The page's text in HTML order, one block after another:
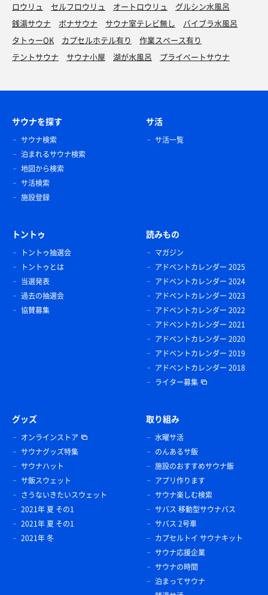
ロウリュ セルフロウリュ オートロウリュ
グルシン水風呂
銭湯サウナ
ボナサウナ サウナ室テレビ無し
バイブラ水風呂
タトゥーOK
カプセルホテル有り
作業スペース有り
テントサウナ
サウナ小屋 湖が水風呂 プライベートサウナ
サウナを探す
サウナ検索
泊まれるサウナ検索
地図から検索
サ活検索
施設登録
サ活
サ活一覧
トントゥ
トントゥ抽選会
トントゥとは
当選発表
過去の抽選会
協賛募集
読みもの
マガジン
アドベントカレンダー 2025
アドベントカレンダー 2024
アドベントカレンダー 2023
アドベントカレンダー 2022
アドベントカレンダー 2021
アドベントカレンダー 2020
アドベントカレンダー 2019
アドベントカレンダー 2018
ライター募集
グッズ
オンラインストア
サウナグッズ特集
サウナハット
サ飯スウェット
さうないきたいスウェット
2021年 夏 その1
2021年 夏 その1
2021年 冬
取り組み
水曜サ活
のんあるサ飯
施設のおすすめサウナ飯
アプリ作ります
サウナ楽しむ検索
サバス 移動型サウナバス
サバス 2号車
カプセルトイ サウナキット
サウナ応援企業
サウナの時間
泊まってサウナ